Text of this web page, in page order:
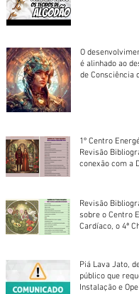
O
é alinhado ao
de Consciência
1º Centro
Revisão
conexão com a
Revisão
sobre o Centro
Cardíaco, o 4ª
Piá Lava Jato,
público que
Instalação e